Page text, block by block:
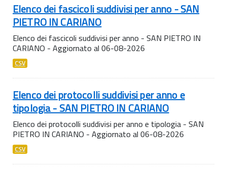
Elenco dei fascicoli suddivisi per anno - SAN
PIETRO IN CARIANO
Elenco dei fascicoli suddivisi per anno - SAN PIETRO IN
CARIANO - Aggiornato al 06-08-2026
CSV
Elenco dei protocolli suddivisi per anno e
tipologia - SAN PIETRO IN CARIANO
Elenco dei protocolli suddivisi per anno e tipologia - SAN
PIETRO IN CARIANO - Aggiornato al 06-08-2026
CSV